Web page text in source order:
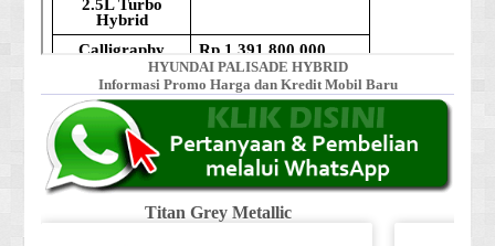
HYUNDAI PALISADE HYBRID
Informasi Promo Harga dan Kredit Mobil Baru
Titan Grey Metallic